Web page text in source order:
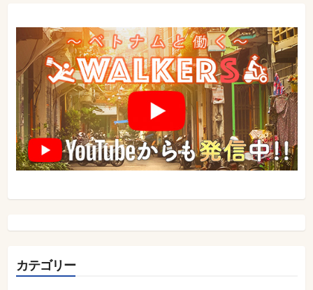
ン
カテゴリー